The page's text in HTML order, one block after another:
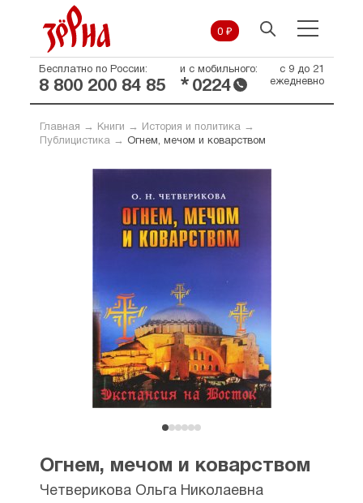
0 ₽
Бесплатно по России:
8 800 200 84 85
и с мобильного:
* 0224
с 9 до 21
ежедневно
Главная → Книги → История и политика→
Публицистика→ Огнем, мечом и коварством
Огнем, мечом и коварством
Четверикова Ольга Николаевна